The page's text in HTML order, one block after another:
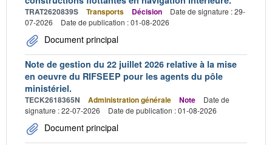
TRAT2620839S Transports Décision
Date de signature : 29-
07-2026
Date de publication : 01-08-2026
Document principal
Note de gestion du 22 juillet 2026 relative à la mise
en oeuvre du RIFSEEP pour les agents du pôle
ministériel.
TECK2618365N Administration générale Note
Date de
signature : 22-07-2026
Date de publication : 01-08-2026
Document principal